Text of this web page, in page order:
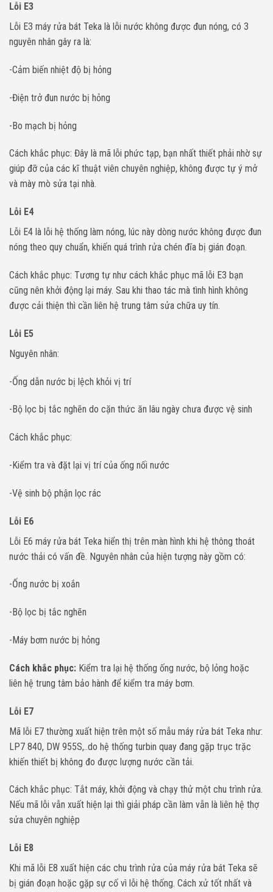
Lỗi E3
Lỗi E3 máy rửa bát Teka là lỗi nước không được đun nóng, có 3
nguyên nhân gây ra là:
-Cảm biến nhiệt độ bị hỏng
-Điện trở đun nước bị hỏng
-Bo mạch bị hỏng
Cách khắc phục: Đây là mã lỗi phức tạp, bạn nhất thiết phải nhờ sự
giúp đỡ của các kĩ thuật viên chuyên nghiệp, không được tự ý mở
và mày mò sửa tại nhà.
Lỗi E4
Lỗi E4 là lỗi hệ thống làm nóng, lúc này dòng nước không được đun
nóng theo quy chuẩn, khiến quá trình rửa chén đĩa bị gián đoạn.
Cách khắc phục: Tương tự như cách khắc phục mã lỗi E3 bạn
cũng nên khởi động lại máy. Sau khi thao tác mà tình hình không
được cải thiện thì cần liên hệ trung tâm sửa chữa uy tín.
Lỗi E5
Nguyên nhân:
-Ống dẫn nước bị lệch khỏi vị trí
-Bộ lọc bị tắc nghẽn do cặn thức ăn lâu ngày chưa được vệ sinh
Cách khắc phục:
-Kiểm tra và đặt lại vị trí của ống nối nước
-Vệ sinh bộ phận lọc rác
Lỗi E6
Lỗi E6 máy rửa bát Teka hiển thị trên màn hình khi hệ thông thoát
nước thải có vấn đề. Nguyên nhân của hiện tượng này gồm có:
-Ống nước bị xoắn
-Bộ lọc bị tắc nghẽn
-Máy bơm nước bị hỏng
Cách khắc phục: Kiểm tra lại hệ thống ống nước, bộ lỏng hoặc
liên hệ trung tâm bảo hành để kiểm tra máy bơm.
Lỗi E7
Mã lỗi E7 thường xuất hiện trên một số mẫu máy rửa bát Teka như:
LP7 840, DW 955S,..do hệ thống turbin quay đang gặp trục trặc
khiến thiết bị không đo được lượng nước cần tải.
Cách khắc phục: Tắt máy, khởi động và chạy thử một chu trình rửa.
Nếu mã lỗi vẫn xuất hiện lại thì giải pháp cần làm vẫn là liên hệ thợ
sửa chuyên nghiệp
Lỗi E8
Khi mã lỗi E8 xuất hiện các chu trình rửa của máy rửa bát Teka sẽ
bị gián đoạn hoặc gặp sự cố vì lỗi hệ thống. Cách xử tốt nhất và